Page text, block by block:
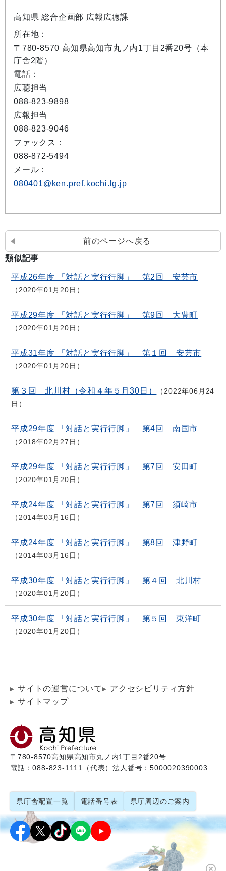
高知県 総合企画部 広報広聴課
所在地：
〒780-8570 高知県高知市丸ノ内1丁目2番20号（本
庁舎2階）
電話：
広聴担当
088-823-9898
広報担当
088-823-9046
ファックス：
088-872-5494
メール：
080401@ken.pref.kochi.lg.jp
前のページへ戻る
類似記事
平成26年度 「対話と実行行脚」 第2回 安芸市
2020年01月20日
平成29年度 「対話と実行行脚」 第9回 大豊町
2020年01月20日
平成31年度 「対話と実行行脚」 第１回 安芸市
2020年01月20日
第３回 北川村（令和４年５月30日）
2022年06月24
日
平成29年度 「対話と実行行脚」 第4回 南国市
2018年02月27日
平成29年度 「対話と実行行脚」 第7回 安田町
2020年01月20日
平成24年度 「対話と実行行脚」 第7回 須崎市
2014年03月16日
平成24年度 「対話と実行行脚」 第8回 津野町
2014年03月16日
平成30年度 「対話と実行行脚」 第４回 北川村
2020年01月20日
平成30年度 「対話と実行行脚」 第５回 東洋町
2020年01月20日
サイトの運営について
アクセシビリティ方針
サイトマップ
〒780-8570高知県高知市丸ノ内1丁目2番20号
電話：088-823-1111（代表）法人番号：5000020390003
県庁舎配置一覧 電話番号表 県庁周辺のご案内